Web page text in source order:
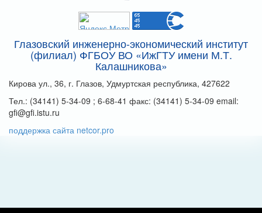
Глазовский инженерно-экономический институт
(филиал) ФГБОУ ВО «ИжГТУ имени М.Т.
Калашникова»
Кирова ул., 36, г. Глазов, Удмуртская республика, 427622
Тел.: (34141) 5-34-09 ; 6-68-41 факс: (34141) 5-34-09 email:
gfi@gfi.istu.ru
поддержка сайта netcor.pro